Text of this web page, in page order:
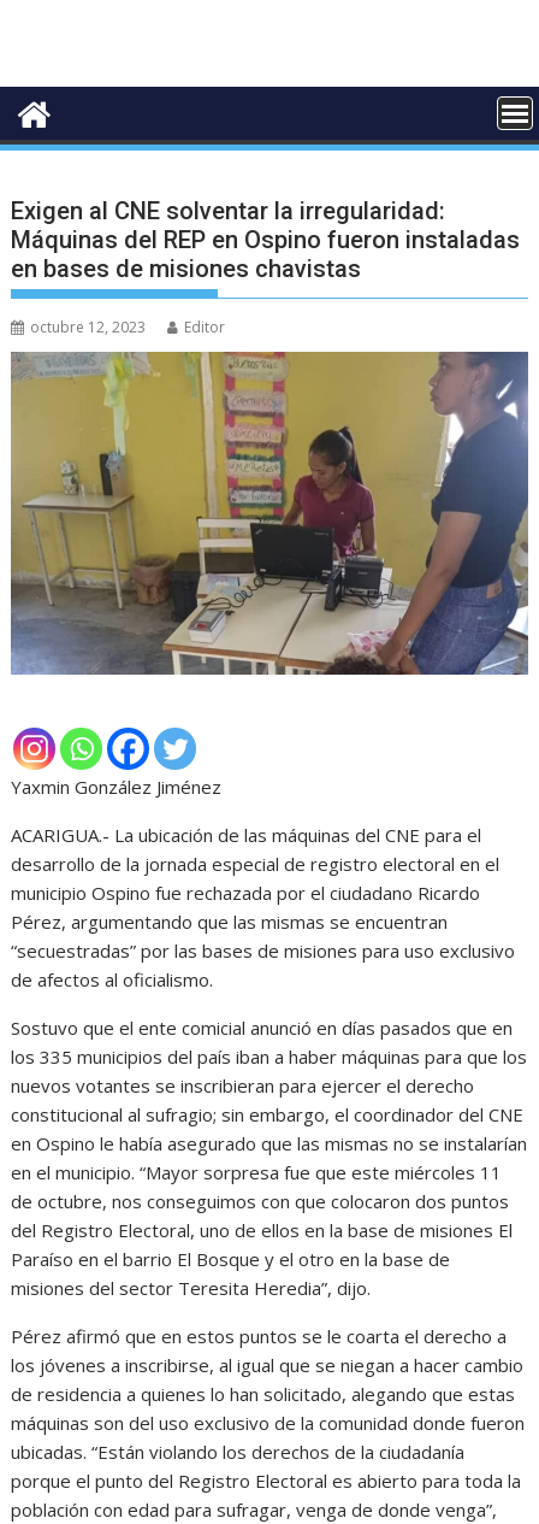
Exigen al CNE solventar la irregularidad:
Máquinas del REP en Ospino fueron instaladas
en bases de misiones chavistas
octubre 12, 2023 Editor
Yaxmin González Jiménez
ACARIGUA.- La ubicación de las máquinas del CNE para el
desarrollo de la jornada especial de registro electoral en el
municipio Ospino fue rechazada por el ciudadano Ricardo
Pérez, argumentando que las mismas se encuentran
“secuestradas” por las bases de misiones para uso exclusivo
de afectos al oficialismo.
Sostuvo que el ente comicial anunció en días pasados que en
los 335 municipios del país iban a haber máquinas para que los
nuevos votantes se inscribieran para ejercer el derecho
constitucional al sufragio; sin embargo, el coordinador del CNE
en Ospino le había asegurado que las mismas no se instalarían
en el municipio. “Mayor sorpresa fue que este miércoles 11
de octubre, nos conseguimos con que colocaron dos puntos
del Registro Electoral, uno de ellos en la base de misiones El
Paraíso en el barrio El Bosque y el otro en la base de
misiones del sector Teresita Heredia”, dijo.
Pérez afirmó que en estos puntos se le coarta el derecho a
los jóvenes a inscribirse, al igual que se niegan a hacer cambio
de residencia a quienes lo han solicitado, alegando que estas
máquinas son del uso exclusivo de la comunidad donde fueron
ubicadas. “Están violando los derechos de la ciudadanía
porque el punto del Registro Electoral es abierto para toda la
población con edad para sufragar, venga de donde venga”,